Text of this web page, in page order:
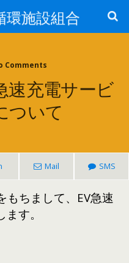
環施設組合
Comments
速充電サービ
ついて
Mail SMS
もちまして、EV急速
す。